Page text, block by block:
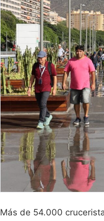
Más de 54.000